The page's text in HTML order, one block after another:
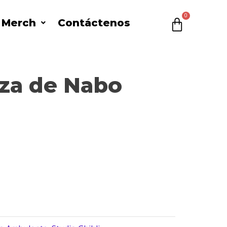
Contáctenos
de Nabo